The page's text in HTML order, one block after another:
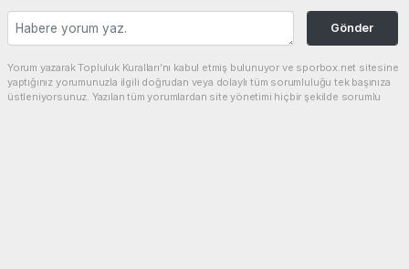
Gönder
Yorum yazarak Topluluk Kuralları’nı kabul etmiş bulunuyor ve sporbox.net sitesine
yaptığınız yorumunuzla ilgili doğrudan veya dolaylı tüm sorumluluğu tek başınıza
üstleniyorsunuz. Yazılan tüm yorumlardan site yönetimi hiçbir şekilde sorumlu